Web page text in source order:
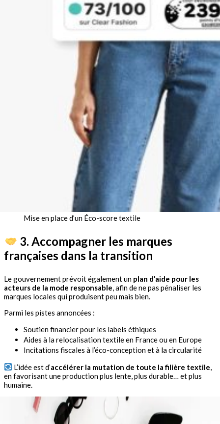
Mise en place d’un Éco-score textile
3. Accompagner les marques
françaises dans la transition
Le gouvernement prévoit également un plan d’aide pour les
acteurs de la mode responsable , afin de ne pas pénaliser les
marques locales qui produisent peu mais bien.
Parmi les pistes annoncées :
Soutien financier pour les labels éthiques
Aides à la relocalisation textile en France ou en Europe
Incitations fiscales à l’éco-conception et à la circularité
L’idée est d’accélérer la mutation de toute la filière textile
en favorisant une production plus lente, plus durable… et plus
humaine.